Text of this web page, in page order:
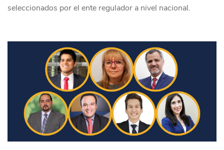
seleccionados por el ente regulador a nivel nacional.